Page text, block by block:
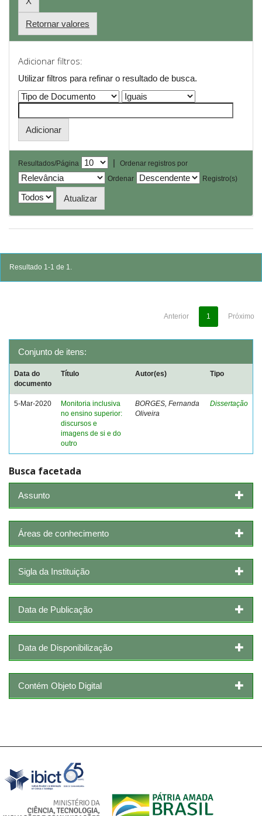
Retornar valores
Adicionar filtros:
Utilizar filtros para refinar o resultado de busca.
Resultados/Página |
Ordenar registros por
Ordenar
Registro(s)
Resultado 1-1 de 1.
Anterior 1 Próximo
Conjunto de itens:
Data do
documento
Título Autor(es) Tipo
5-Mar-2020
Monitoria inclusiva
no ensino superior:
discursos e
imagens de si e do
outro
BORGES, Fernanda
Oliveira
Dissertação
Busca facetada
Assunto
Áreas de conhecimento
Sigla da Instituição
Data de Publicação
Data de Disponibilização
Contém Objeto Digital